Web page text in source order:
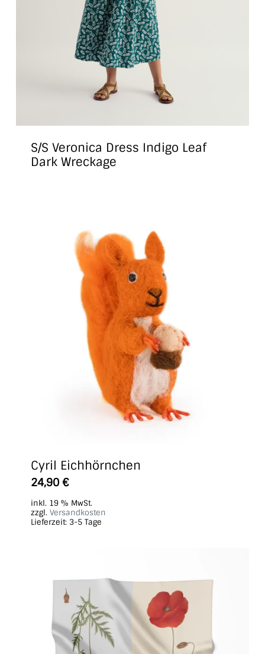
S/S Veronica Dress Indigo Leaf
Dark Wreckage
Cyril Eichhörnchen
24,90 €
inkl. 19 % MwSt.
zzgl. Versandkosten
Lieferzeit: 3-5 Tage